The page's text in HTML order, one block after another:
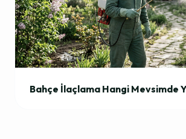
Bahçe İlaçlama Hangi Mevsimde